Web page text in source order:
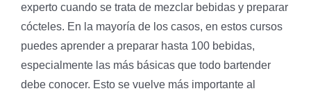
experto cuando se trata de mezclar bebidas y preparar
cócteles. En la mayoría de los casos, en estos cursos
puedes aprender a preparar hasta 100 bebidas,
especialmente las más básicas que todo bartender
debe conocer. Esto se vuelve más importante al